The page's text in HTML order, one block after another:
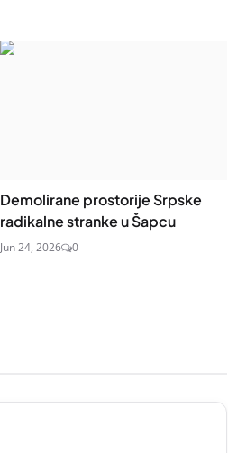
Demolirane prostorije Srpske
radikalne stranke u Šapcu
Jun 24, 2026 0